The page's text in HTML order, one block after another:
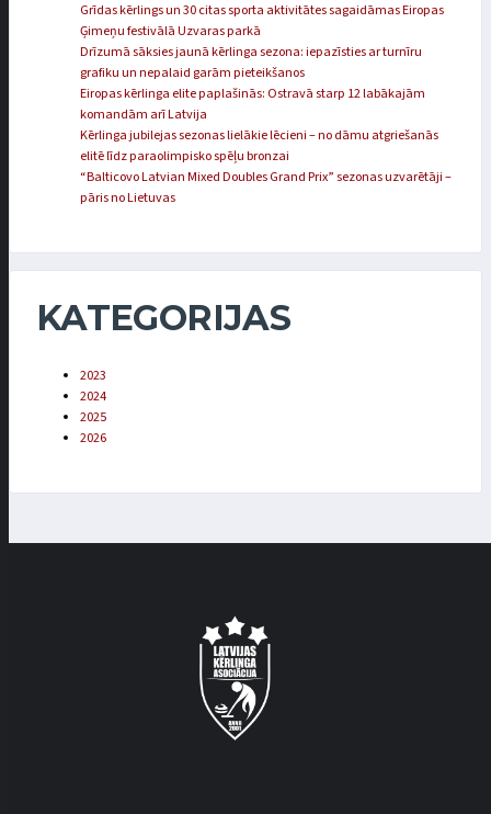
Grīdas kērlings un 30 citas sporta aktivitātes sagaidāmas Eiropas
Ģimeņu festivālā Uzvaras parkā
Drīzumā sāksies jaunā kērlinga sezona: iepazīsties ar turnīru
grafiku un nepalaid garām pieteikšanos
Eiropas kērlinga elite paplašinās: Ostravā starp 12 labākajām
komandām arī Latvija
Kērlinga jubilejas sezonas lielākie lēcieni – no dāmu atgriešanās
elitē līdz paraolimpisko spēļu bronzai
“Balticovo Latvian Mixed Doubles Grand Prix” sezonas uzvarētāji –
pāris no Lietuvas
KATEGORIJAS
2023
2024
2025
2026